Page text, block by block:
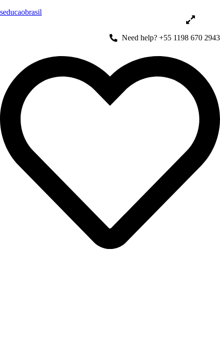
seducaobrasil
Need help? +55 1198 670 2943